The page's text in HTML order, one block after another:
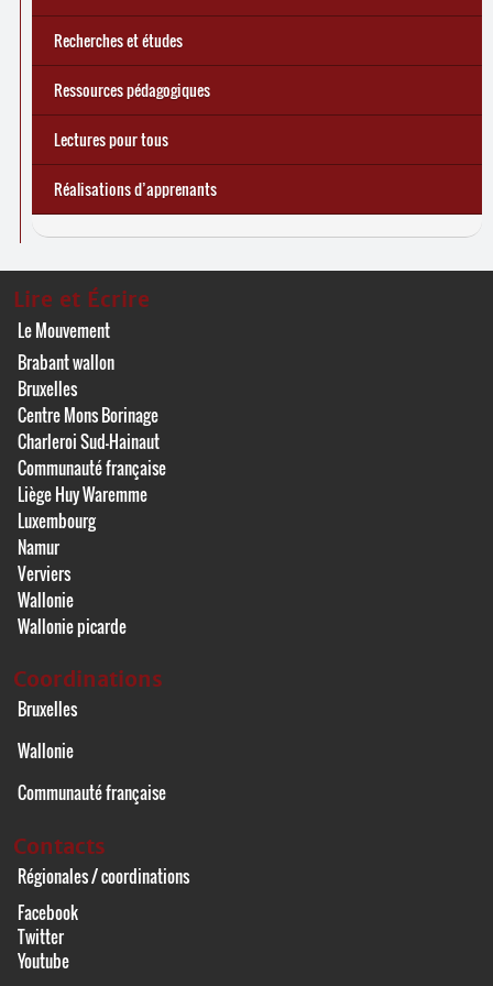
Recherches et études
Ressources pédagogiques
Lectures pour tous
Réalisations d’apprenants
Lire et Écrire
Le Mouvement
Brabant wallon
Bruxelles
Centre Mons Borinage
Charleroi Sud-Hainaut
Communauté française
Liège Huy Waremme
Luxembourg
Namur
Verviers
Wallonie
Wallonie picarde
Coordinations
Bruxelles
Wallonie
Communauté française
Contacts
Régionales / coordinations
Facebook
Twitter
Youtube